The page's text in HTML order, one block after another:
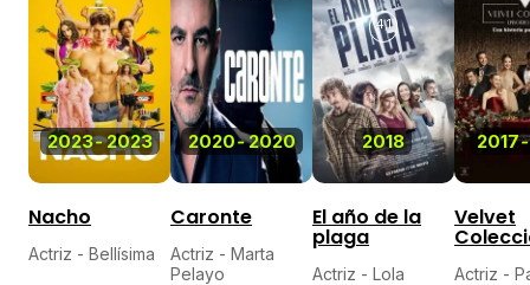
2023-2023
Nacho
Actriz - Bellísima
2020-2020
Caronte
Actriz - Marta
Pelayo
2018
4,1
El año de la
plaga
Actriz - Lola
2017-
Velvet
Actriz -